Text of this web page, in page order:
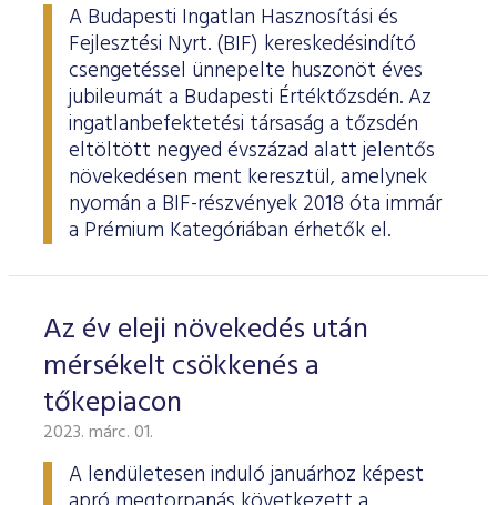
A Budapesti Ingatlan Hasznosítási és
Fejlesztési Nyrt. (BIF) kereskedésindító
csengetéssel ünnepelte huszonöt éves
jubileumát a Budapesti Értéktőzsdén. Az
ingatlanbefektetési társaság a tőzsdén
eltöltött negyed évszázad alatt jelentős
növekedésen ment keresztül, amelynek
nyomán a BIF-részvények 2018 óta immár
a Prémium Kategóriában érhetők el.
Az év eleji növekedés után
mérsékelt csökkenés a
tőkepiacon
2023. márc. 01.
A lendületesen induló januárhoz képest